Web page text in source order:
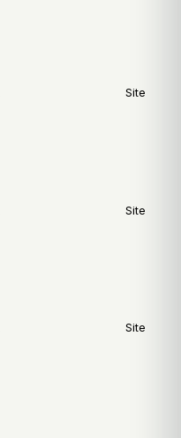
Site
Site
Site